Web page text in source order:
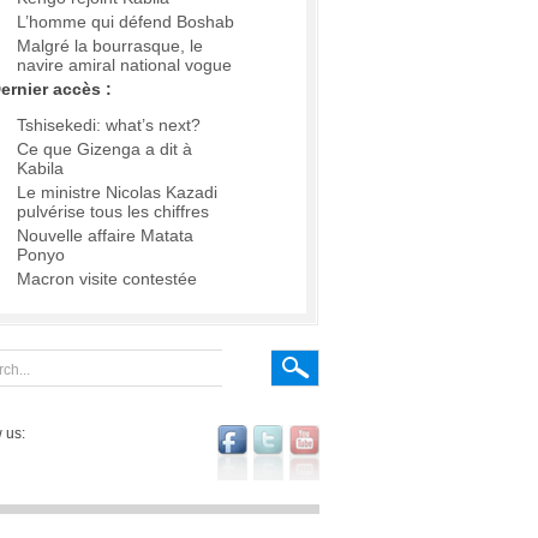
L’homme qui défend Boshab
Malgré la bourrasque, le
navire amiral national vogue
accès :
Tshisekedi: what’s next?
Ce que Gizenga a dit à
Kabila
Le ministre Nicolas Kazadi
pulvérise tous les chiffres
Nouvelle affaire Matata
Ponyo
Macron visite contestée
us: